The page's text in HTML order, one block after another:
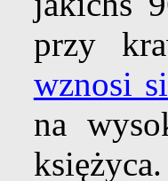
przy
wznosi
na